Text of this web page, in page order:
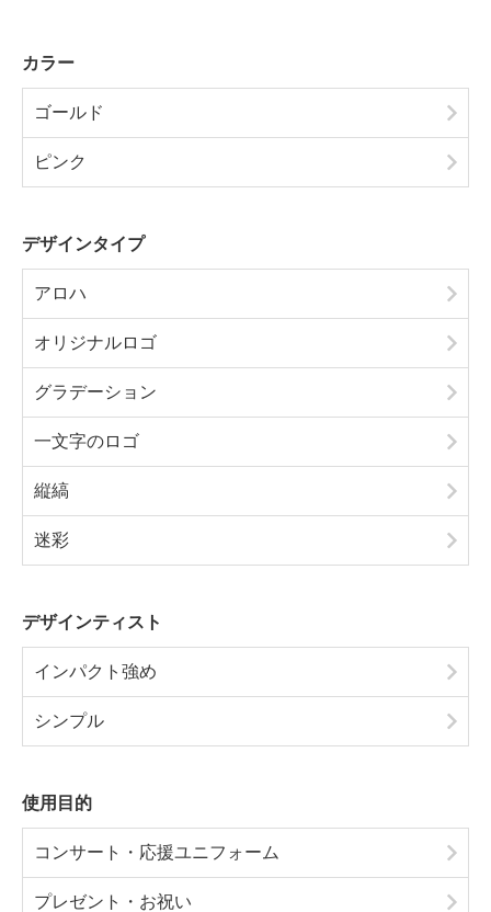
カラー
ゴールド
ピンク
デザインタイプ
アロハ
オリジナルロゴ
グラデーション
一文字のロゴ
縦縞
迷彩
デザインティスト
インパクト強め
シンプル
使用目的
コンサート・応援ユニフォーム
プレゼント・お祝い